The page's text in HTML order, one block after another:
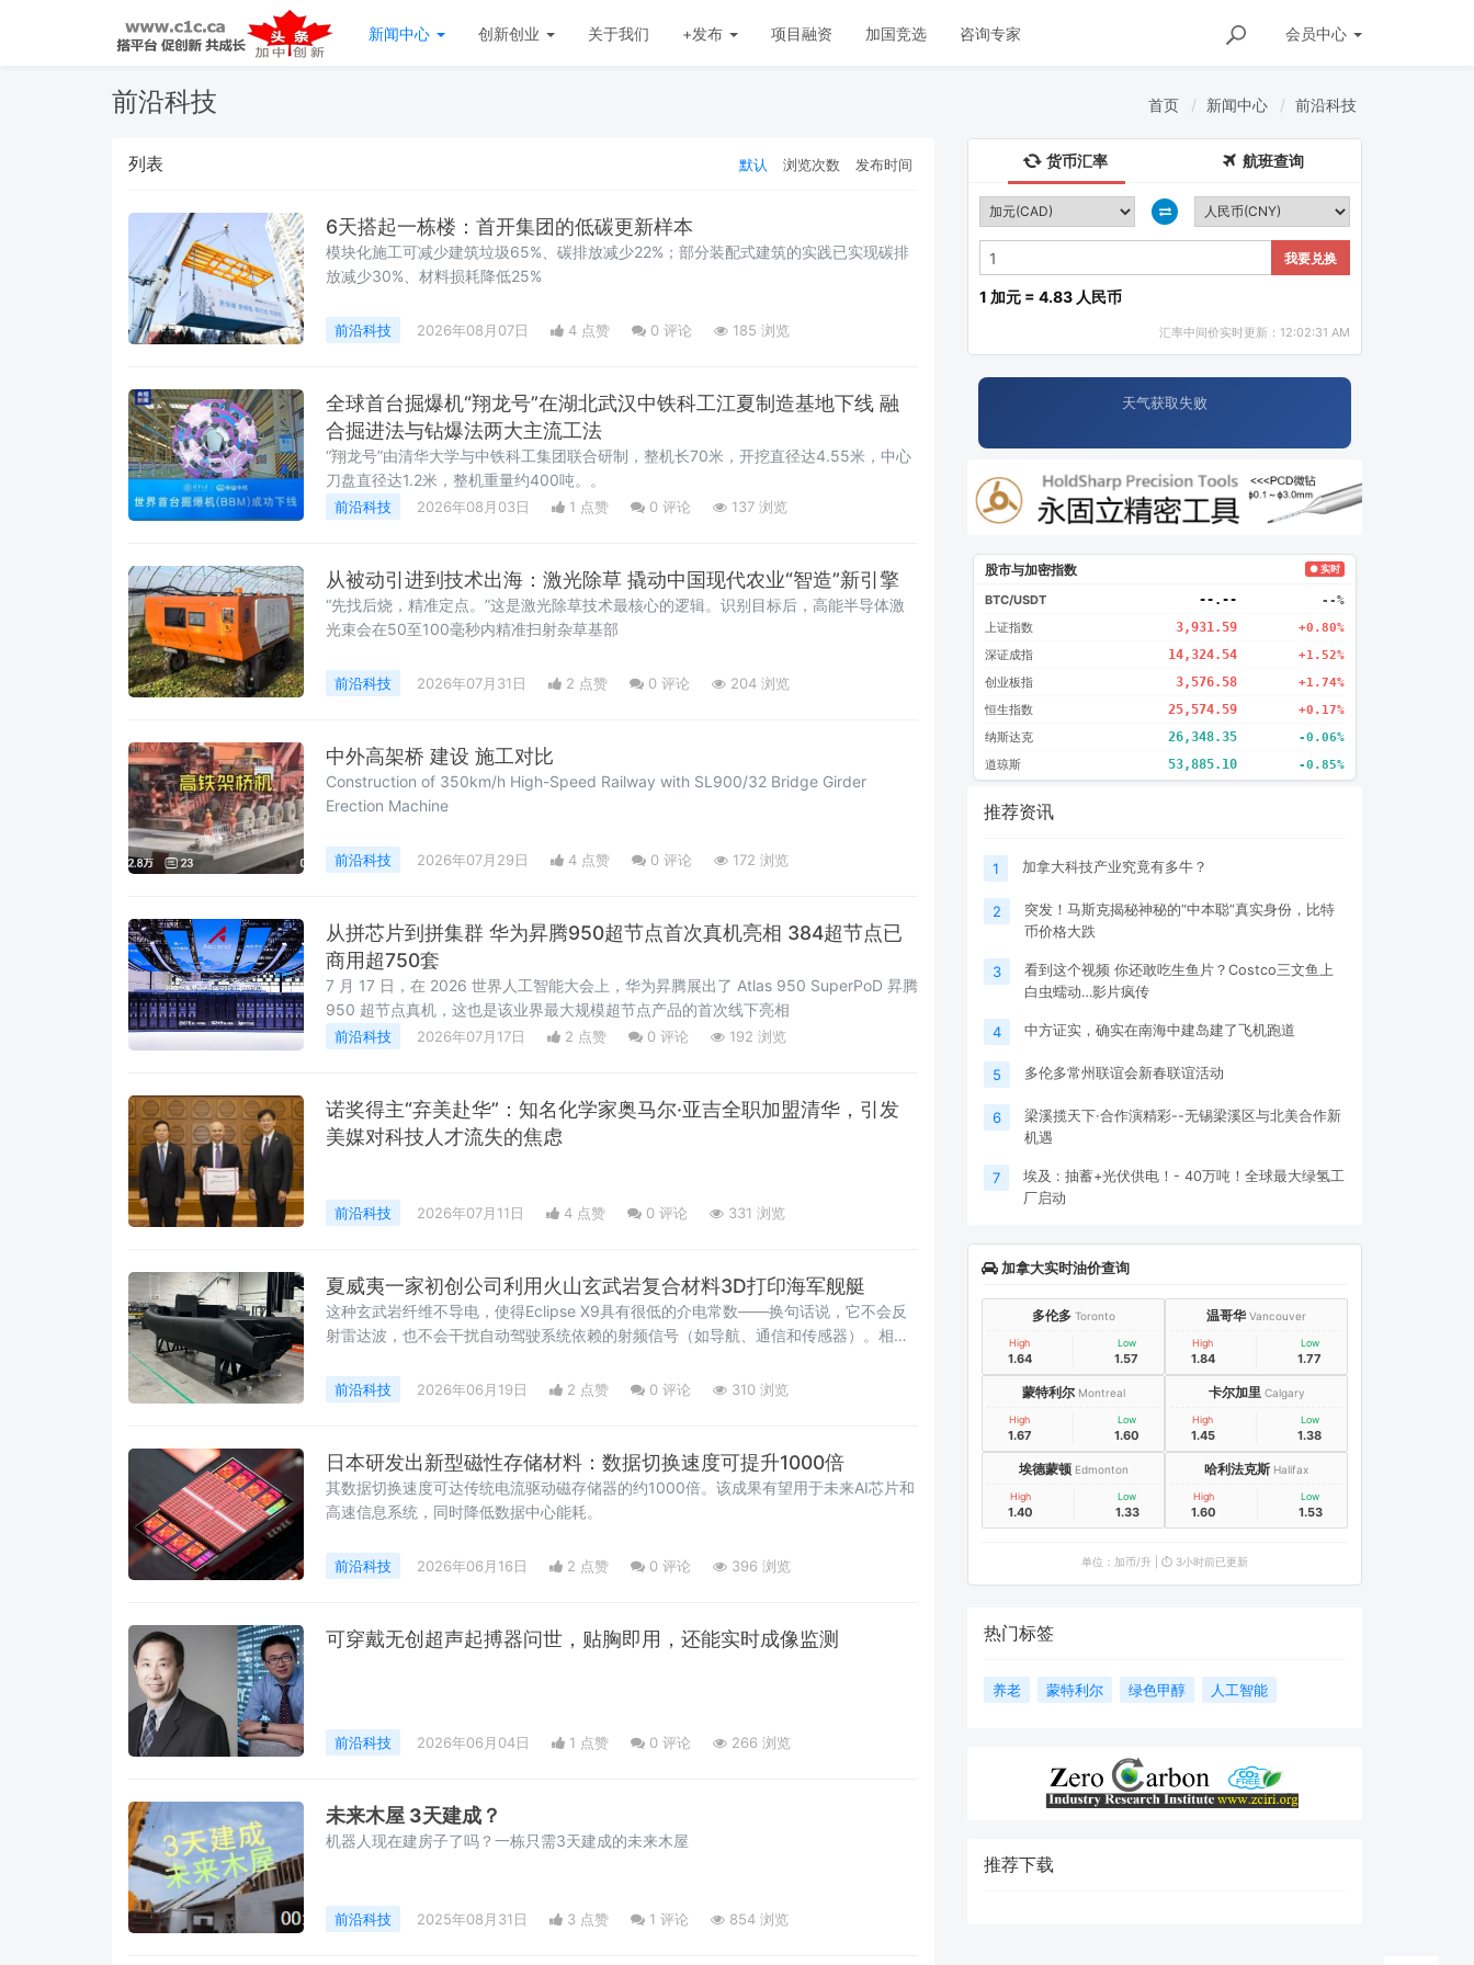
会员中心
新闻中心 创新创业 关于我们 +发布 项目融资 加国竞选 咨询专家
前沿科技 首页 新闻中心 前沿科技
列表 默认 浏览次数 发布时间
6天搭起一栋楼：首开集团的低碳更新样本
模块化施工可减少建筑垃圾65%、碳排放减少22%；部分装配式建筑的实践已实现碳排
放减少30%、材料损耗降低25%
前沿科技 2026年08月07日 4 点赞 0 评论 185 浏览
全球首台掘爆机“翔龙号”在湖北武汉中铁科工江夏制造基地下线 融
合掘进法与钻爆法两大主流工法
“翔龙号”由清华大学与中铁科工集团联合研制，整机长70米，开挖直径达4.55米，中心
刀盘直径达1.2米，整机重量约400吨。。
前沿科技 2026年08月03日 1 点赞 0 评论 137 浏览
从被动引进到技术出海：激光除草 撬动中国现代农业“智造”新引擎
“先找后烧，精准定点。”这是激光除草技术最核心的逻辑。识别目标后，高能半导体激
光束会在50至100毫秒内精准扫射杂草基部
前沿科技 2026年07月31日 2 点赞 0 评论 204 浏览
中外高架桥 建设 施工对比
Construction of 350km/h High-Speed Railway with SL900/32 Bridge Girder
Erection Machine
前沿科技 2026年07月29日 4 点赞 0 评论 172 浏览
从拼芯片到拼集群 华为昇腾950超节点首次真机亮相 384超节点已
商用超750套
7 月 17 日，在 2026 世界人工智能大会上，华为昇腾展出了 Atlas 950 SuperPoD 昇腾
950 超节点真机，这也是该业界最大规模超节点产品的首次线下亮相
前沿科技 2026年07月17日 2 点赞 0 评论 192 浏览
诺奖得主“弃美赴华”：知名化学家奥马尔·亚吉全职加盟清华，引发
美媒对科技人才流失的焦虑
前沿科技 2026年07月11日 4 点赞 0 评论 331 浏览
夏威夷一家初创公司利用火山玄武岩复合材料3D打印海军舰艇
这种玄武岩纤维不导电，使得Eclipse X9具有很低的介电常数——换句话说，它不会反
射雷达波，也不会干扰自动驾驶系统依赖的射频信号（如导航、通信和传感器）。相比
不同频段下的表现仍在进一步验证中。
前沿科技 2026年06月19日 2 点赞 0 评论 310 浏览
日本研发出新型磁性存储材料：数据切换速度可提升1000倍
其数据切换速度可达传统电流驱动磁存储器的约1000倍。该成果有望用于未来AI芯片和
高速信息系统，同时降低数据中心能耗。
前沿科技 2026年06月16日 2 点赞 0 评论 396 浏览
可穿戴无创超声起搏器问世，贴胸即用，还能实时成像监测
前沿科技 2026年06月04日 1 点赞 0 评论 266 浏览
未来木屋 3天建成？
机器人现在建房子了吗？一栋只需3天建成的未来木屋
前沿科技 2025年08月31日 3 点赞 1 评论 854 浏览
货币汇率 航班查询
我要兑换
1 加元 = 4.83 人民币
汇率中间价实时更新：12:02:31 AM
天气获取失败
股市与加密指数 ● 实时
BTC/USDT --.-- --%
上证指数 3,931.59 +0.80%
深证成指 14,324.54 +1.52%
创业板指 3,576.58 +1.74%
恒生指数 25,574.59 +0.17%
纳斯达克 26,348.35 -0.06%
道琼斯 53,885.10 -0.85%
推荐资讯
1 加拿大科技产业究竟有多牛？
2
突发！马斯克揭秘神秘的“中本聪”真实身份，比特
币价格大跌
3
看到这个视频 你还敢吃生鱼片？Costco三文鱼上
白虫蠕动…影片疯传
4 中方证实，确实在南海中建岛建了飞机跑道
5 多伦多常州联谊会新春联谊活动
6
梁溪揽天下·合作演精彩--无锡梁溪区与北美合作新
机遇
7
埃及 : 抽蓄+光伏供电！- 40万吨！全球最大绿氢工
厂启动
加拿大实时油价查询
多伦多 Toronto
High
1.64
Low
1.57
温哥华 Vancouver
High
1.84
Low
1.77
蒙特利尔 Montreal
High
1.67
Low
1.60
卡尔加里 Calgary
High
1.45
Low
1.38
埃德蒙顿 Edmonton
High
1.40
Low
1.33
哈利法克斯 Halifax
High
1.60
Low
1.53
单位：加币/升 | ⏱️ 3小时前已更新
热门标签
养老 蒙特利尔 绿色甲醇 人工智能
推荐下载